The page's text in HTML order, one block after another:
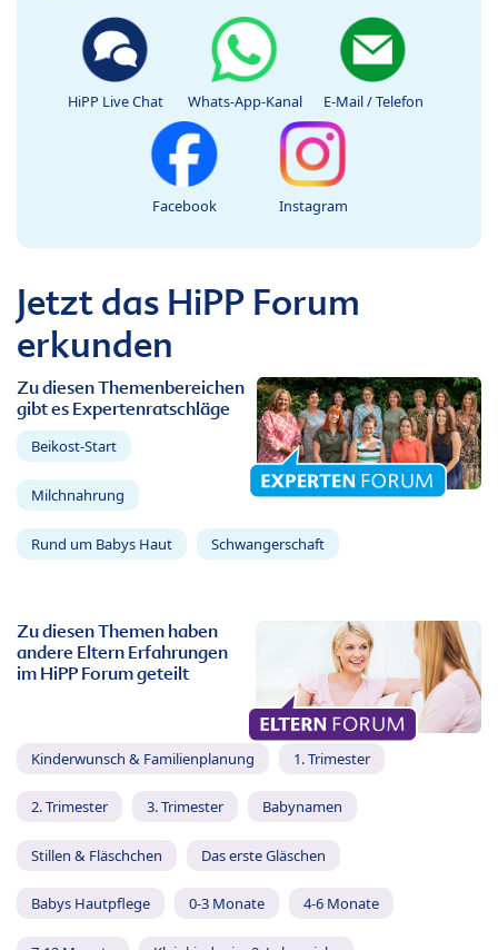
HiPP Live Chat Whats-App-Kanal E-Mail / Telefon
Facebook Instagram
Jetzt das HiPP Forum
erkunden
Zu diesen Themenbereichen
gibt es Expertenratschläge
Beikost-Start
Milchnahrung
Rund um Babys Haut Schwangerschaft
Zu diesen Themen haben
andere Eltern Erfahrungen
im HiPP Forum geteilt
Kinderwunsch & Familienplanung 1. Trimester
2. Trimester 3. Trimester Babynamen
Stillen & Fläschchen Das erste Gläschen
Babys Hautpflege 0-3 Monate 4-6 Monate